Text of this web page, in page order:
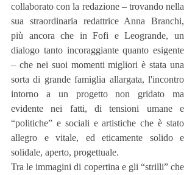
collaborato con la redazione – trovando nella
sua straordinaria redattrice Anna Branchi,
più ancora che in Fofi e Leogrande, un
dialogo tanto incoraggiante quanto esigente
– che nei suoi momenti migliori è stata una
sorta di grande famiglia allargata, l'incontro
intorno a un progetto non gridato ma
evidente nei fatti, di tensioni umane e
“politiche” e sociali e artistiche che è stato
allegro e vitale, ed eticamente solido e
solidale, aperto, progettuale.
Tra le immagini di copertina e gli “strilli” che